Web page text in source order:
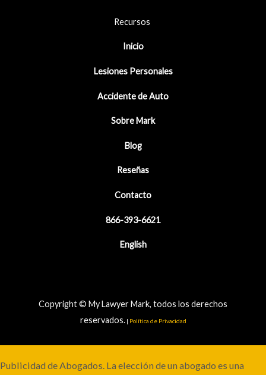
Recursos
Inicio
Lesiones Personales
Accidente de Auto
Sobre Mark
Blog
Reseñas
Contacto
866-393-6621
English
Copyright © My Lawyer Mark, todos los derechos
reservados.| Política de Privacidad
Publicidad de Abogados. La elección de un abogado es una